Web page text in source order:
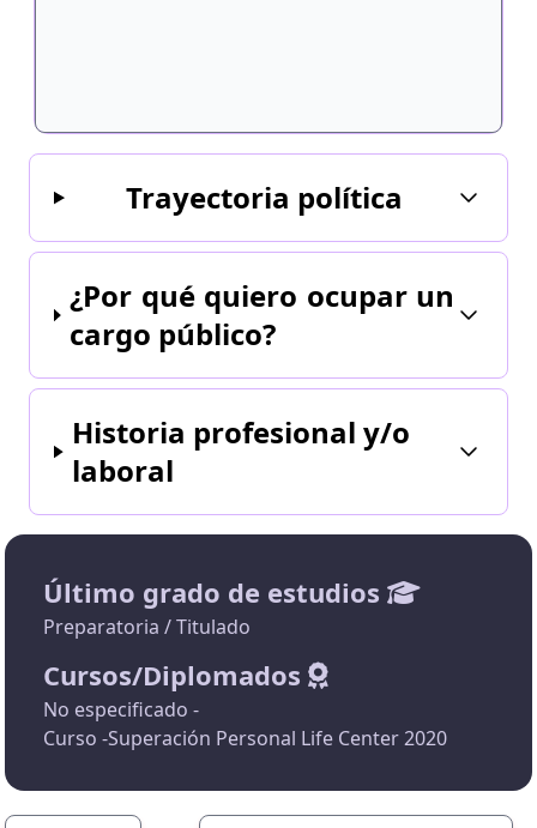
Trayectoria política
¿Por qué quiero ocupar un
cargo público?
Historia profesional y/o
laboral
Último grado de estudios
Preparatoria / Titulado
Cursos/Diplomados
No especificado -
Curso -Superación Personal Life Center 2020